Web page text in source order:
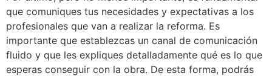
que comuniques tus necesidades y expectativas a los
profesionales que van a realizar la reforma. Es
importante que establezcas un canal de comunicación
fluido y que les expliques detalladamente qué es lo que
esperas conseguir con la obra. De esta forma, podrás